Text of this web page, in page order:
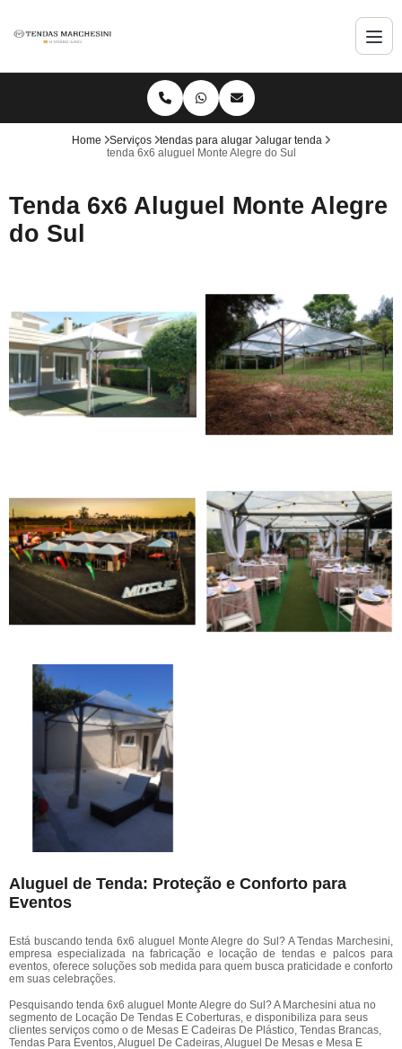
Home Serviços tendas para alugar
alugar tenda
tenda 6x6 aluguel Monte Alegre do Sul
Tenda 6x6 Aluguel Monte Alegre
do Sul
Aluguel de Tenda: Proteção e Conforto para
Eventos
Está buscando tenda 6x6 aluguel Monte Alegre do Sul? A Tendas Marchesini,
empresa especializada na fabricação e locação de tendas e palcos para
eventos, oferece soluções sob medida para quem busca praticidade e conforto
em suas celebrações.
Pesquisando tenda 6x6 aluguel Monte Alegre do Sul? A Marchesini atua no
segmento de Locação De Tendas E Coberturas, e disponibiliza para seus
clientes serviços como o de Mesas E Cadeiras De Plástico, Tendas Brancas,
Tendas Para Eventos, Aluguel De Cadeiras, Aluguel De Mesas e Mesa E